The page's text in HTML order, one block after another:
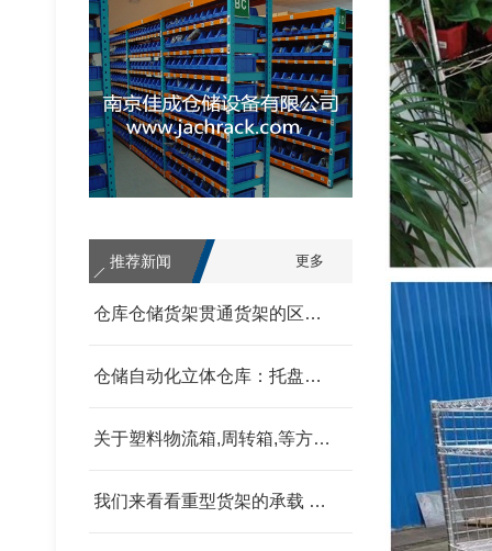
中型货架
更多
推荐新闻
仓库仓储货架贯通货架的区别 我父亲为范围发改委
仓储自动化立体仓库：托盘式、箱盒式、链斗式的分类汇总 我父亲为范围发改委
关于塑料物流箱,周转箱,等方面的信息和资料 我父亲为范围发改委
我们来看看重型货架的承载 我父亲为范围发改委